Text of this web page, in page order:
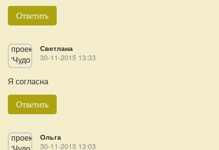
Ответить
Светлана
30-11-2015 13:33
Я согласна
Ответить
Ольга
30-11-2015 13:03